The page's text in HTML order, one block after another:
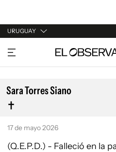
URUGUAY
URUGUAY
ARGENTINA
ESPAÑA
ESTADOS UNIDOS
Sara Torres Siano
17 de mayo 2026
(Q.E.P.D.) - Falleció en la